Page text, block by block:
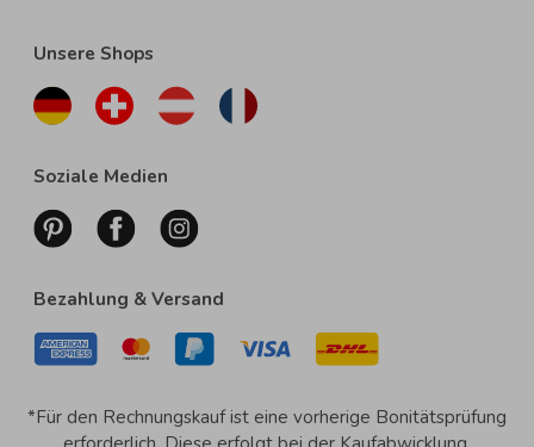
Unsere Shops
Soziale Medien
Bezahlung & Versand
*Für den Rechnungskauf ist eine vorherige Bonitätsprüfung